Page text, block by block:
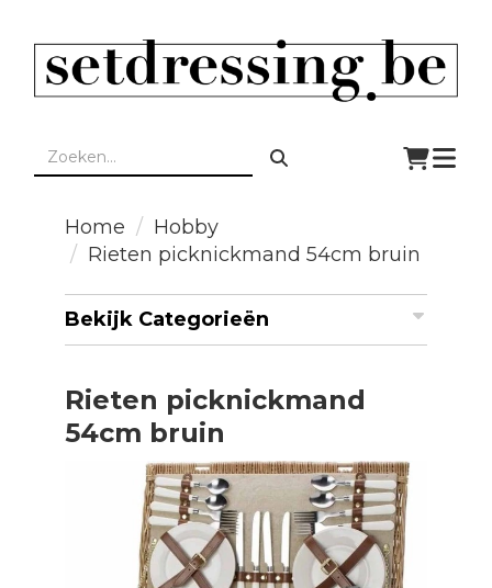
Home
Hobby
Rieten picknickmand 54cm bruin
Bekijk Categorieën
Rieten picknickmand
54cm bruin